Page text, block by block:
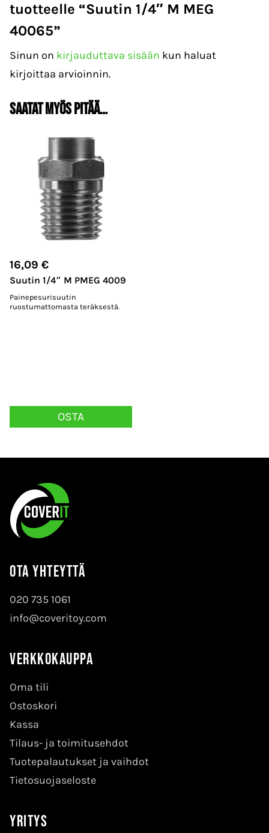
tuotteelle “Suutin 1/4″ M MEG
40065”
Sinun on kirjauduttava sisään kun haluat
kirjoittaa arvioinnin.
Saatat myös pitää…
16,09 €
Suutin 1/4″ M PMEG 4009
Painepesurisuutin
ruostumattomasta teräksestä.
OSTA
Ota yhteyttä
020 735 1061
info@coveritoy.com
Verkkokauppa
Oma tili
Ostoskori
Kassa
Tilaus- ja toimitusehdot
Tuotepalautukset ja vaihdot
Tietosuojaseloste
Yritys